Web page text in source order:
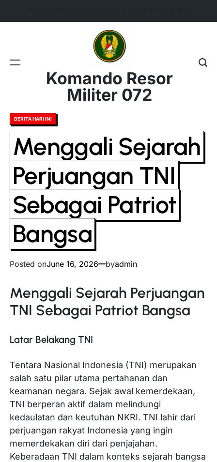
Komando Resor
Militer 072
Posted
in
BERITA HARI INI
Menggali Sejarah
Perjuangan TNI
Sebagai Patriot
Bangsa
Posted onJune 16, 2026 byadmin
Menggali Sejarah Perjuangan
TNI Sebagai Patriot Bangsa
Latar Belakang TNI
Tentara Nasional Indonesia (TNI) merupakan
salah satu pilar utama pertahanan dan
keamanan negara. Sejak awal kemerdekaan,
TNI berperan aktif dalam melindungi
kedaulatan dan keutuhan NKRI. TNI lahir dari
perjuangan rakyat Indonesia yang ingin
memerdekakan diri dari penjajahan.
Keberadaan TNI dalam konteks sejarah bangsa